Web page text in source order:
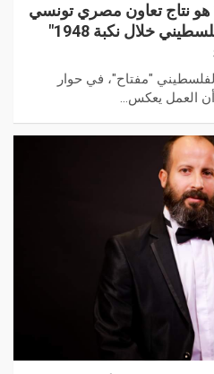
هو نتاج تعاون مصري تونسي
خلال نكبة 1948″
"مفتاح"، في حوار
العمل يعكس…